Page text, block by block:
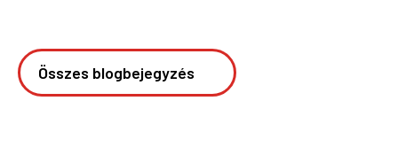
Összes blogbejegyzés